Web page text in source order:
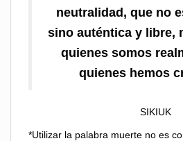
neutralidad, que no
sino auténtica y libre,
quienes somos
quienes hemos
SIKIUK
*Utilizar la palabra muerte no es